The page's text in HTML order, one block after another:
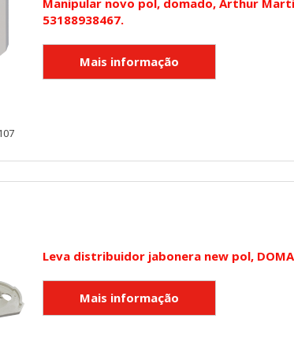
53188938467.
Leva distribuidor jabonera new pol,
wp-settings-1, wp-settings-time-1, _evCo, _evCoLT
visitas y fuentes de tráfico para poder evaluar el
o menos visitadas, y cómo los visitantes navegan
a través de nuestro sitio por nuestros socios
y mostrarle anuncios relevantes en otros
única de su navegador y dispositivo de Internet.